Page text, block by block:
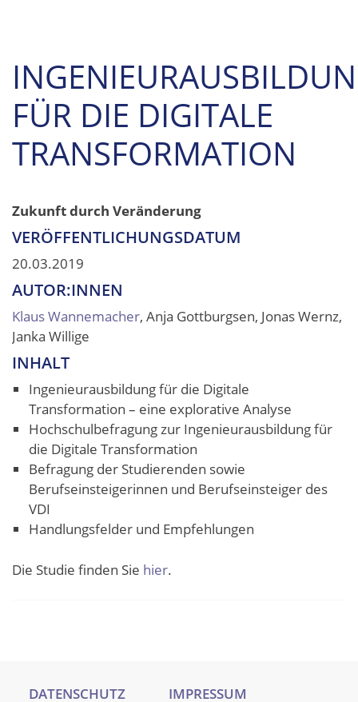
FÜR DIE DIGITALE
TRANSFORMATION
Zukunft durch Veränderung
VERÖFFENTLICHUNGSDATUM
20.03.2019
AUTOR:INNEN
Klaus Wannemacher, Anja Gottburgsen, Jonas Wernz,
Janka Willige
INHALT
Ingenieurausbildung für die Digitale
Transformation – eine explorative Analyse
Hochschulbefragung zur Ingenieurausbildung für
die Digitale Transformation
Befragung der Studierenden sowie
Berufseinsteigerinnen und Berufseinsteiger des
VDI
Handlungsfelder und Empfehlungen
Die Studie finden Sie hier.
DATENSCHUTZ IMPRESSUM